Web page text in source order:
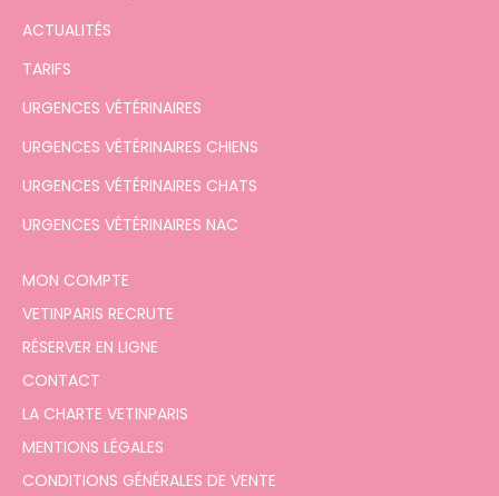
ACTUALITÉS
TARIFS
URGENCES VÉTÉRINAIRES
URGENCES VÉTÉRINAIRES CHIENS
URGENCES VÉTÉRINAIRES CHATS
URGENCES VÉTÉRINAIRES NAC
MON COMPTE
VETINPARIS RECRUTE
RÉSERVER EN LIGNE
CONTACT
LA CHARTE VETINPARIS
MENTIONS LÉGALES
CONDITIONS GÉNÉRALES DE VENTE